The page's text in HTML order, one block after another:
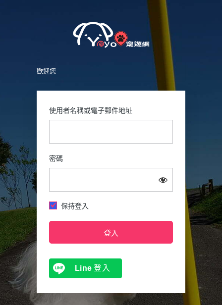
歡迎您
使用者名稱或電子郵件地址
密碼
保持登入
Line 登入